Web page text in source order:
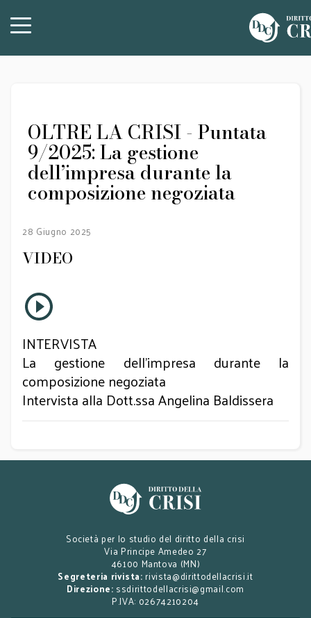
OLTRE LA CRISI - Puntata
9/2025: La gestione
dell’impresa durante la
composizione negoziata
28 Giugno 2025
VIDEO
INTERVISTA
La gestione dell’impresa durante la
composizione negoziata
Intervista alla Dott.ssa Angelina Baldissera
Società per lo studio del diritto della crisi
Via Principe Amedeo 27
46100 Mantova (MN)
Segreteria rivista: rivista@dirittodellacrisi.it
Direzione: ssdirittodellacrisi@gmail.com
P.IVA: 02674210204